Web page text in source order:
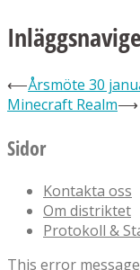
⟵Årsmöte 30
Minecraft Realm⟶
Sidor
Kontakta oss
Om distriktet
Protokoll &
This error